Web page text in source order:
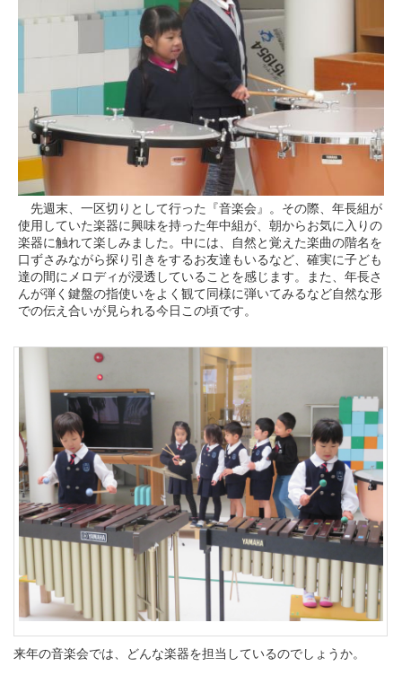
先週末、一区切りとして行った『音楽会』。その際、年長組が
使用していた楽器に興味を持った年中組が、朝からお気に入りの
楽器に触れて楽しみました。中には、自然と覚えた楽曲の階名を
口ずさみながら探り引きをするお友達もいるなど、確実に子ども
達の間にメロディが浸透していることを感じます。また、年長さ
んが弾く鍵盤の指使いをよく観て同様に弾いてみるなど自然な形
での伝え合いが見られる今日この頃です。
来年の音楽会では、どんな楽器を担当しているのでしょうか。